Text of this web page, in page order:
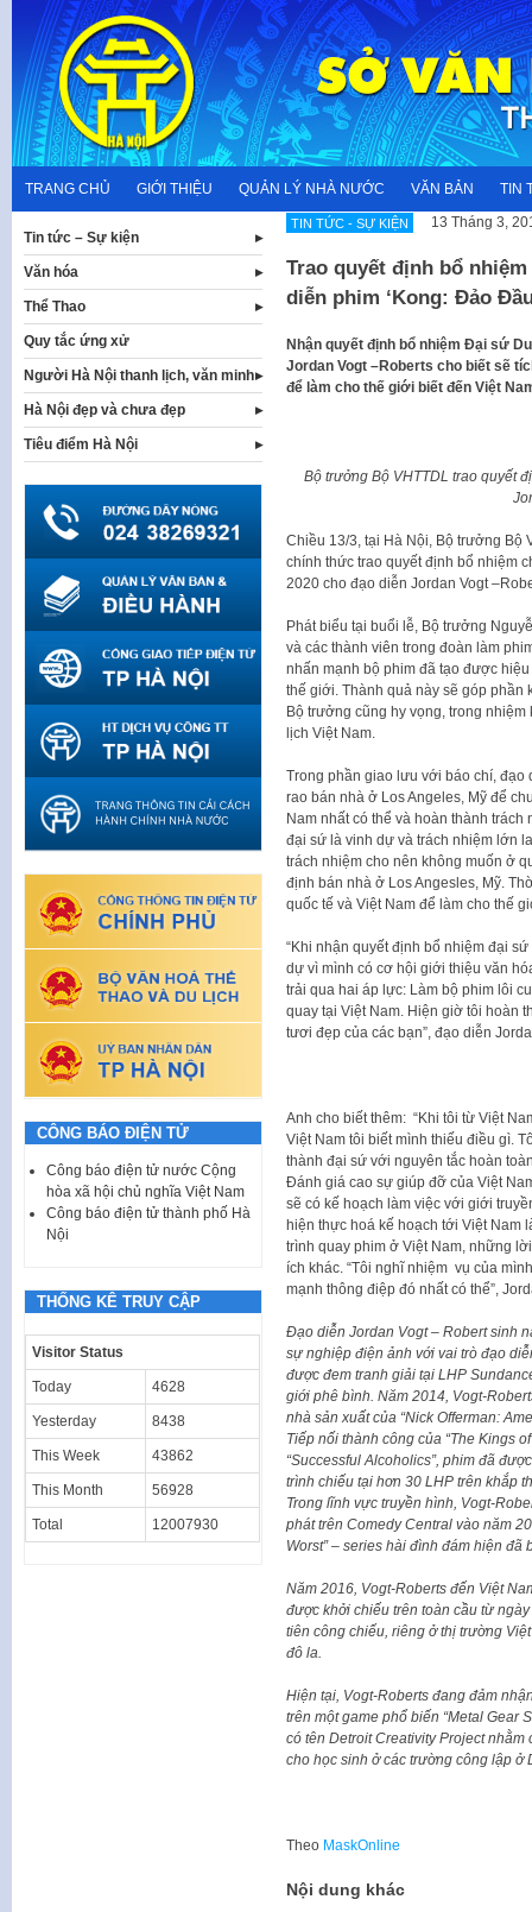
content
TRANG CHỦ GIỚI THIỆU QUẢN LÝ NHÀ NƯỚC VĂN BẢN TIN
TIN TỨC - SỰ KIỆN 13 Tháng 3,
Trao quyết định bổ
diễn phim ‘Kong: Đảo
Nhận quyết định bổ nhiệm Đại sứ
Jordan Vogt –Roberts cho biết sẽ
để làm cho thế giới biết đến Việt
Bộ trưởng Bộ VHTTDL trao quyết
Chiều 13/3, tại Hà Nội, Bộ trưởng Bộ
chính thức trao quyết định bổ nhiệm
2020 cho đạo diễn Jordan Vogt
Phát biểu tại buổi lễ, Bộ trưởng
và các thành viên trong đoàn làm
nhấn mạnh bộ phim đã tạo được
thế giới. Thành quả này sẽ góp phần
Bộ trưởng cũng hy vọng, trong
lịch Việt Nam.
Trong phần giao lưu với báo chí, đạo
rao bán nhà ở Los Angeles, Mỹ để
Nam nhất có thể và hoàn thành trách
đại sứ là vinh dự và trách nhiệm lớn
trách nhiệm cho nên không muốn ở
định bán nhà ở Los Angesles, Mỹ.
quốc tế và Việt Nam để làm cho thế
“Khi nhận quyết định bổ nhiệm đại
dự vì mình có cơ hội giới thiệu văn
trải qua hai áp lực: Làm bộ phim lôi
quay tại Việt Nam. Hiện giờ tôi hoàn
tươi đẹp của các bạn”, đạo diễn
Anh cho biết thêm: “Khi tôi từ Việt
Việt Nam tôi biết mình thiếu điều gì.
thành đại sứ với nguyên tắc hoàn
Đánh giá cao sự giúp đỡ của Việt
sẽ có kế hoạch làm việc với giới
hiện thực hoá kế hoạch tới Việt Nam
trình quay phim ở Việt Nam, những
ích khác. “Tôi nghĩ nhiệm vụ của
mạnh thông điệp đó nhất có thể”,
Đạo diễn Jordan Vogt – Robert sinh
sự nghiệp điện ảnh với vai trò đạo
được đem tranh giải tại LHP
giới phê bình. Năm 2014, Vogt-
nhà sản xuất của “Nick Offerman:
Tiếp nối thành công của “The Kings
“Successful Alcoholics”, phim đã
trình chiếu tại hơn 30 LHP trên khắp
Trong lĩnh vực truyền hình, Vogt-
phát trên Comedy Central vào năm
Worst” – series hài đình đám hiện
Năm 2016, Vogt-Roberts đến Việt
được khởi chiếu trên toàn cầu từ
tiên công chiếu, riêng ở thị trường
đô la.
Hiện tại, Vogt-Roberts đang đảm
trên một game phổ biến “Metal Gear
có tên Detroit Creativity Project
cho học sinh ở các trường công lập ở
Theo MaskOnline
Nội dung khác
Tin tức – Sự kiện
Văn hóa
Thể Thao
Quy tắc ứng xử
Người Hà Nội thanh lịch, văn minh
Hà Nội đẹp và chưa đẹp
Tiêu điểm Hà Nội
CÔNG BÁO ĐIỆN TỬ
Công báo điện tử nước Cộng
hòa xã hội chủ nghĩa Việt Nam
Công báo điện tử thành phố Hà
Nội
THỐNG KÊ TRUY CẬP
Visitor Status
Today 4628
Yesterday 8438
This Week 43862
This Month 56928
Total 12007930